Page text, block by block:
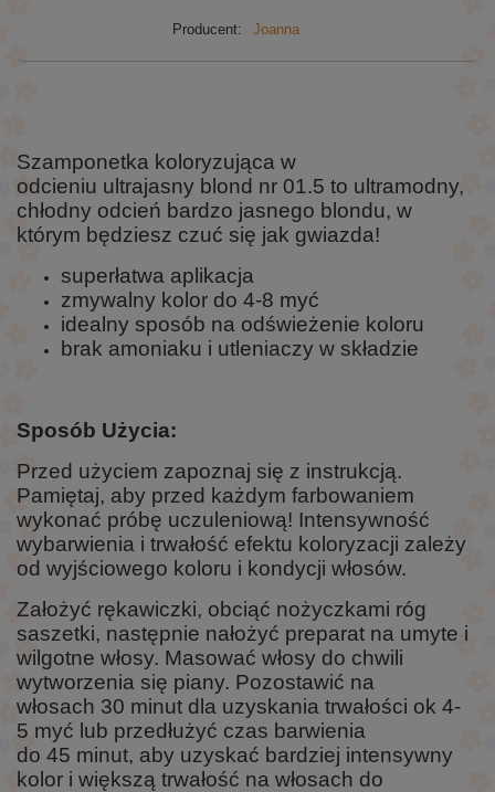
Producent: Joanna
Szamponetka koloryzująca w
odcieniu ultrajasny blond nr 01.5 to ultramodny,
chłodny odcień bardzo jasnego blondu, w
którym będziesz czuć się jak gwiazda!
superłatwa aplikacja
zmywalny kolor do 4-8 myć
idealny sposób na odświeżenie koloru
brak amoniaku i utleniaczy w składzie
Sposób Użycia:
Przed użyciem zapoznaj się z instrukcją.
Pamiętaj, aby przed każdym farbowaniem
wykonać próbę uczuleniową! Intensywność
wybarwienia i trwałość efektu koloryzacji zależy
od wyjściowego koloru i kondycji włosów.
Założyć rękawiczki, obciąć nożyczkami róg
saszetki, następnie nałożyć preparat na umyte i
wilgotne włosy. Masować włosy do chwili
wytworzenia się piany. Pozostawić na
włosach 30 minut dla uzyskania trwałości ok 4-
5 myć lub przedłużyć czas barwienia
do 45 minut, aby uzyskać bardziej intensywny
kolor i większą trwałość na włosach do